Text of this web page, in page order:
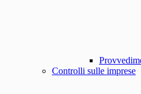
Controlli sulle imprese